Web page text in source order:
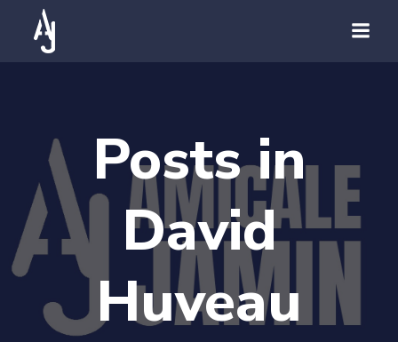
Posts in
David
Huveau